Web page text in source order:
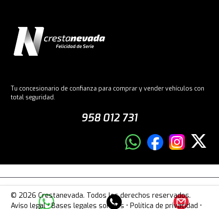
Tu concesionario de confianza para comprar y vender vehículos con
total seguridad.
958 012 731
© 2026 Crestanevada. Todos los derechos reservados.
Aviso legal•Bases legales sorteos •Política de privacidad •